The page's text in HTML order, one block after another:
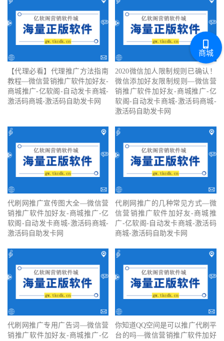
【代理必看】‍代理推广方法指南
教程—微信营销推广软件加好友-
商城推广-亿软阁-自动发卡商城-
激活码商城-激活码自助发卡网
2020微信加人限制规则已确认！
微信添加好友限制规则—微信营
销推广软件加好友-商城推广-亿
软阁-自动发卡商城-激活码商城-
激活码自助发卡网
代刷网推广宣传图大全—微信营
销推广软件加好友-商城推广-亿
软阁-自动发卡商城-激活码商城-
激活码自助发卡网
代刷网推广的几种常见方式—微
信营销推广软件加好友-商城推
广-亿软阁-自动发卡商城-激活码
商城-激活码自助发卡网
代刷网推广专用广告词—微信营
销推广软件加好友-商城推广-亿
你知道QQ空间是可以推广代刷平
台的吗—微信营销推广软件加好
商城